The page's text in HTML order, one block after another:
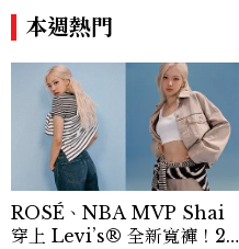
壓力就先躲起來
本週熱門
ROSÉ、NBA MVP Shai
穿上 Levi’s® 全新寬褲！20